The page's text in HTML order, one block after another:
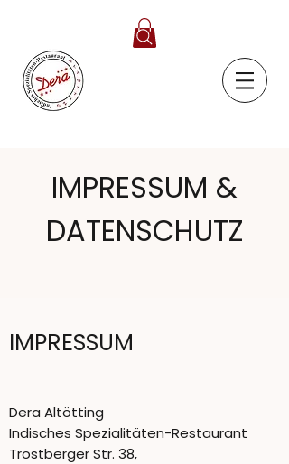
IMPRESSUM &
DATENSCHUTZ
IMPRESSUM
Dera Altötting
Indisches Spezialitäten-Restaurant
Trostberger Str. 38,